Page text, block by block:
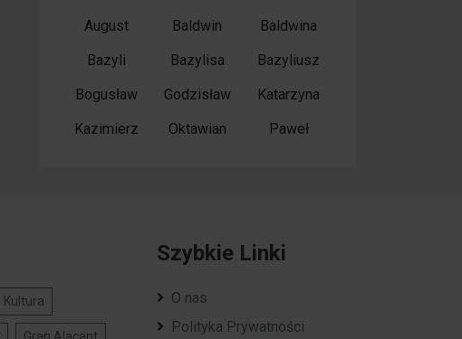
August Baldwin
Baldwina
Bazyli
Bazylisa
Bazyliusz
Bogusław
Godzisław
Katarzyna
Kazimierz
Oktawian Paweł
Kultura
Gran Alacant
Szybkie Linki
O nas
Polityka Prywatności